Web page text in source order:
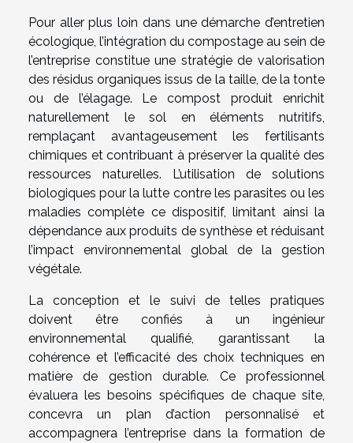
Pour aller plus loin dans une démarche d’entretien
écologique, l’intégration du compostage au sein de
l’entreprise constitue une stratégie de valorisation
des résidus organiques issus de la taille, de la tonte
ou de l’élagage. Le compost produit enrichit
naturellement le sol en éléments nutritifs,
remplaçant avantageusement les fertilisants
chimiques et contribuant à préserver la qualité des
ressources naturelles. L’utilisation de solutions
biologiques pour la lutte contre les parasites ou les
maladies complète ce dispositif, limitant ainsi la
dépendance aux produits de synthèse et réduisant
l’impact environnemental global de la gestion
végétale.
La conception et le suivi de telles pratiques
doivent être confiés à un ingénieur
environnemental qualifié, garantissant la
cohérence et l’efficacité des choix techniques en
matière de gestion durable. Ce professionnel
évaluera les besoins spécifiques de chaque site,
concevra un plan d’action personnalisé et
accompagnera l’entreprise dans la formation de